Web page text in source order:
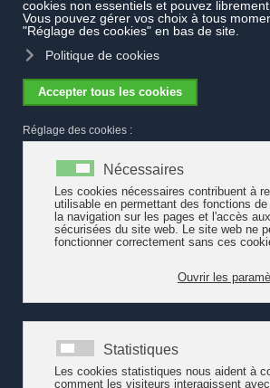
Entre jardins d’enfants et
: l’accueil de la petite
défi de l’accessibilité et de
des espaces essentiels de socialisation pour
familles. Depuis une dizaine d’années, ces
confrontées à des enjeux croissants, liés
sociétales et à l’accueil d’un public de plus
situations observées à Lausanne et à
transformations et interrogent l’équilibre
Cet article se réfère à uneRencontre en
Service de la petite enfance de la Ville de
Morgane Dupuis - chargée de projet pour
précoce et le soutien à la parentalité à la